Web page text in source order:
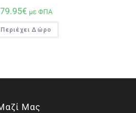
79.95€ με ΦΠΑ
Περιέχει Δώρο
Μας